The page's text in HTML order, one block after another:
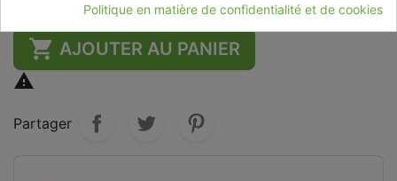
 AJOUTER AU PANIER

Partager
Politique en matière de confidentialité et de cookies